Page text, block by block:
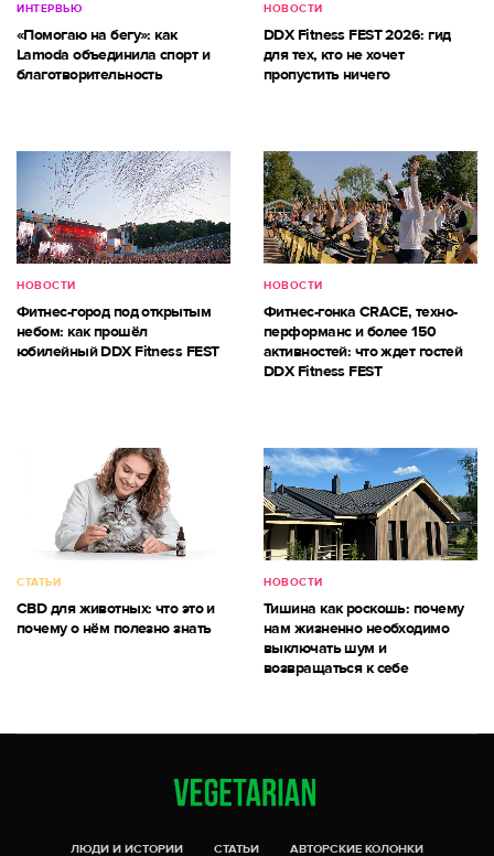
ИНТЕРВЬЮ
«Помогаю на бегу»: как
Lamoda объединила спорт и
благотворительность
НОВОСТИ
DDX Fitness FEST 2026: гид
для тех, кто не хочет
пропустить ничего
НОВОСТИ
Фитнес-город под открытым
небом: как прошёл
юбилейный DDX Fitness FEST
НОВОСТИ
Фитнес-гонка CRACE, техно-
перформанс и более 150
активностей: что ждет гостей
DDX Fitness FEST
СТАТЬИ
CBD для животных: что это и
почему о нём полезно знать
НОВОСТИ
Тишина как роскошь: почему
нам жизненно необходимо
выключать шум и
возвращаться к себе
ЛЮДИ И ИСТОРИИ СТАТЬИ АВТОРСКИЕ КОЛОНКИ